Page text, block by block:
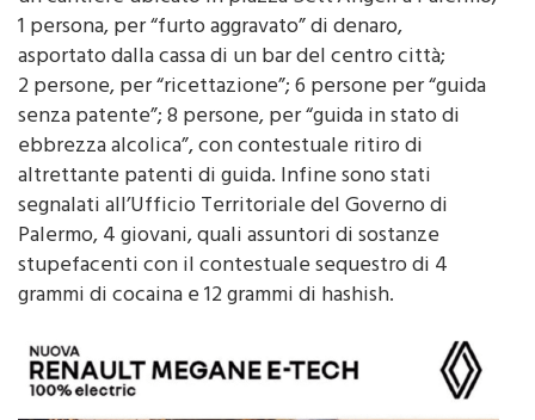
un cantiere ubicato in piazza Sett’Angeli a Palermo;
1 persona, per “furto aggravato” di denaro,
asportato dalla cassa di un bar del centro città;
2 persone, per “ricettazione”; 6 persone per “guida
senza patente”; 8 persone, per “guida in stato di
ebbrezza alcolica”, con contestuale ritiro di
altrettante patenti di guida. Infine sono stati
segnalati all’Ufficio Territoriale del Governo di
Palermo, 4 giovani, quali assuntori di sostanze
stupefacenti con il contestuale sequestro di 4